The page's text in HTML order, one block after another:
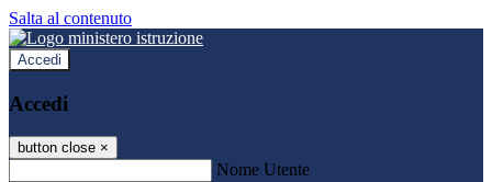
Salta al contenuto
Accedi
Accedi
button close ×
Nome Utente